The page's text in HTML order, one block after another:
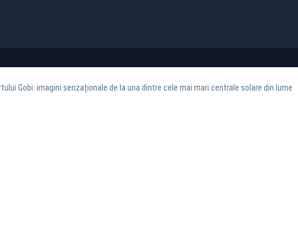
Gobi: imagini senzaționale de la una dintre cele mai mari centrale solare din lume